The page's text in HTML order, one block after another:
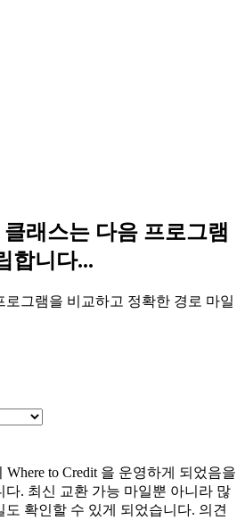
래스는 다음 프로그램
합니다...
로그램을 비교하고 정확한 경로 마일
Where to Credit 을 운영하게 되었음을
다. 최신 교환 가능 마일뿐 아니라 많
확인할 수 있게 되었습니다. 의견